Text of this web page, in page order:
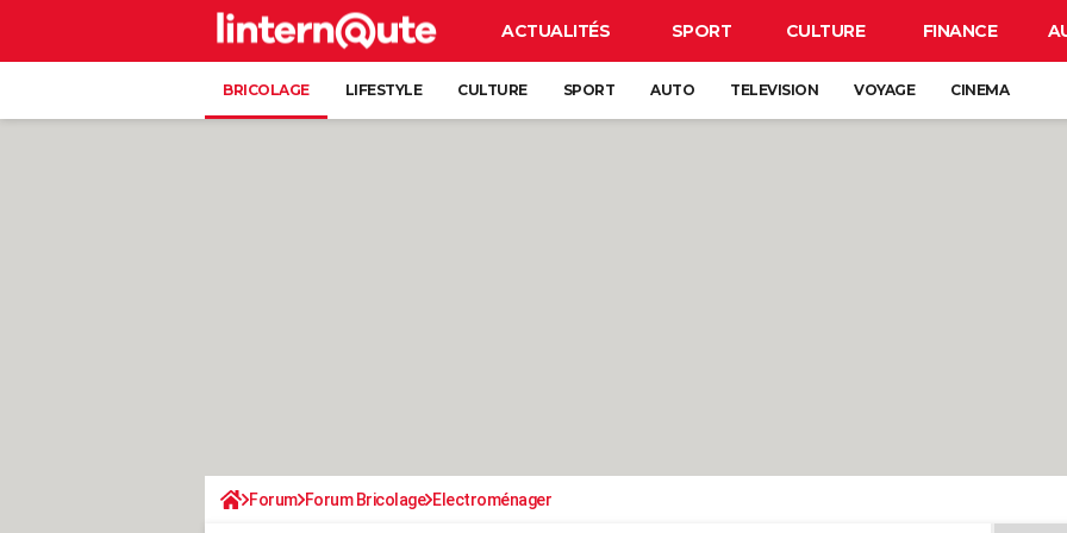
ACTUALITÉS SPORT CULTURE FINANCE
BRICOLAGE LIFESTYLE CULTURE SPORT AUTO TELEVISION VOYAGE CINEMA
Forum Forum Bricolage Electroménager